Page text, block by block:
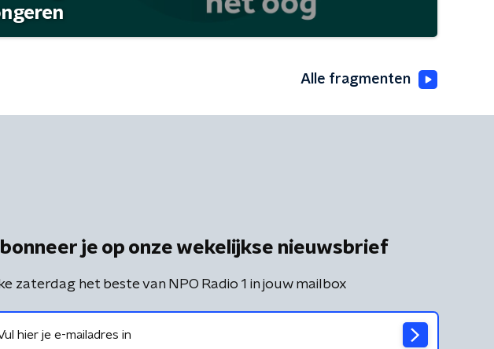
Alle fragmenten
je op onze wekelijkse nieuwsbrief
zaterdag het beste van NPO Radio 1 in jouw mailbox